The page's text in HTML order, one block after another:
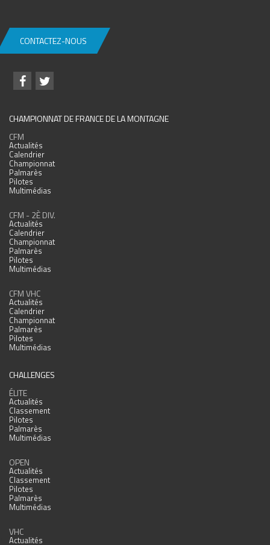
CONTACTEZ-NOUS
CHAMPIONNAT DE FRANCE DE LA MONTAGNE
CFM
Actualités
Calendrier
Championnat
Palmarès
Pilotes
Multimédias
CFM - 2È DIV.
Actualités
Calendrier
Championnat
Palmarès
Pilotes
Multimédias
CFM VHC
Actualités
Calendrier
Championnat
Palmarès
Pilotes
Multimédias
CHALLENGES
ÉLITE
Actualités
Classement
Pilotes
Palmarès
Multimédias
OPEN
Actualités
Classement
Pilotes
Palmarès
Multimédias
VHC
Actualités